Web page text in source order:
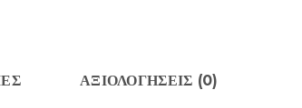
ΑΞΙΟΛΟΓΉΣΕΙΣ (0)